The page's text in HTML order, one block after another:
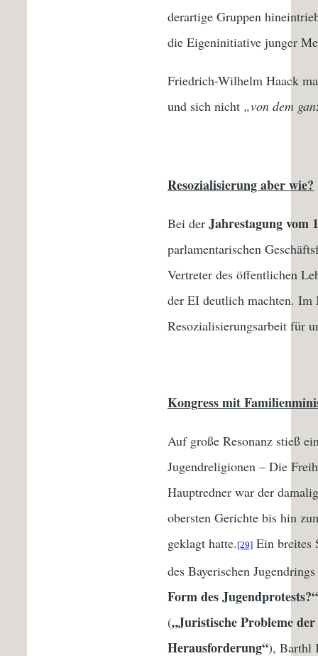
derartige Gruppen
die Eigeninitiative junger
Friedrich-Wilhelm Haack
und sich nicht „von dem
Resozialisierung aber wie?
Bei der Jahrestagung vom
parlamentarischen
Vertreter des öffentlichen
der EI deutlich machten. Im
Resozialisierungsarbeit für
Kongress mit
Auf große Resonanz stieß
Jugendreligionen – Die
Hauptredner war der
obersten Gerichte bis hin
geklagt hatte. [29] Ein breites
des Bayerischen
Form des Jugendprotests?“
(„Juristische Probleme
Herausforderung“), Barthl